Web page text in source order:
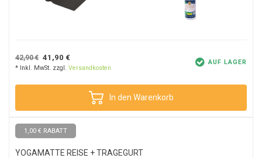
42,90 € 41,90 €
* Inkl. MwSt. zzgl. Versandkosten
AUF LAGER
In den Warenkorb
1,00 € RABATT
YOGAMATTE REISE + TRAGEGURT